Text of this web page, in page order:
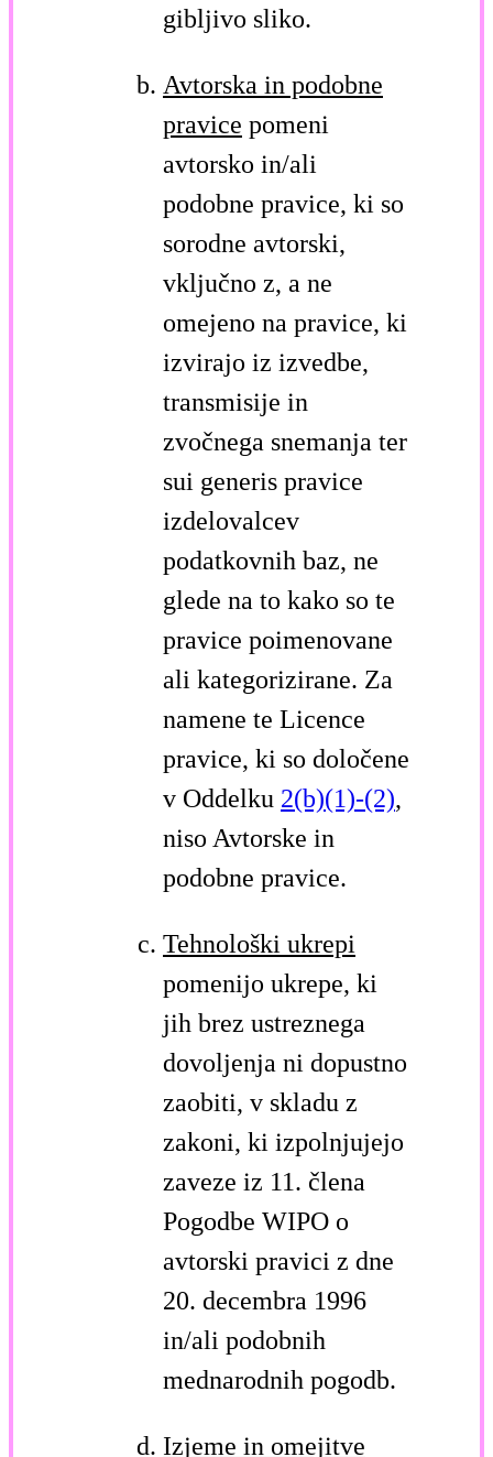
gibljivo sliko.
Avtorska in podobne
pravice pomeni
avtorsko in/ali
podobne pravice, ki so
sorodne avtorski,
vključno z, a ne
omejeno na pravice, ki
izvirajo iz izvedbe,
transmisije in
zvočnega snemanja ter
sui generis pravice
izdelovalcev
podatkovnih baz, ne
glede na to kako so te
pravice poimenovane
ali kategorizirane. Za
namene te Licence
pravice, ki so določene
v Oddelku 2(b)(1)-(2),
niso Avtorske in
podobne pravice.
Tehnološki ukrepi
pomenijo ukrepe, ki
jih brez ustreznega
dovoljenja ni dopustno
zaobiti, v skladu z
zakoni, ki izpolnjujejo
zaveze iz 11. člena
Pogodbe WIPO o
avtorski pravici z dne
20. decembra 1996
in/ali podobnih
mednarodnih pogodb.
Izjeme in omejitve